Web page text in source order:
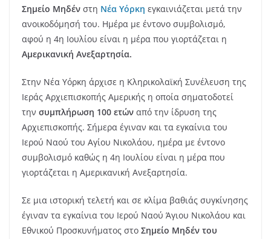
Σημείο Μηδέν στη Νέα Υόρκη εγκαινιάζεται μετά την
ανοικοδόμησή του. Ημέρα με έντονο συμβολισμό,
αφού η 4η Ιουλίου είναι η μέρα που γιορτάζεται η
Αμερικανική Ανεξαρτησία.
Στην Νέα Υόρκη άρχισε η Κληρικολαϊκή Συνέλευση της
Ιεράς Αρχιεπισκοπής Αμερικής η οποία σηματοδοτεί
την συμπλήρωση 100 ετών από την ίδρυση της
Αρχιεπισκοπής. Σήμερα έγιναν και τα εγκαίνια του
Ιερού Ναού του Αγίου Νικολάου, ημέρα με έντονο
συμβολισμό καθώς η 4η Ιουλίου είναι η μέρα που
γιορτάζεται η Αμερικανική Ανεξαρτησία.
Σε μια ιστορική τελετή και σε κλίμα βαθιάς συγκίνησης
έγιναν τα εγκαίνια του Ιερού Ναού Άγιου Νικολάου και
Εθνικού Προσκυνήματος στο Σημείο Μηδέν του